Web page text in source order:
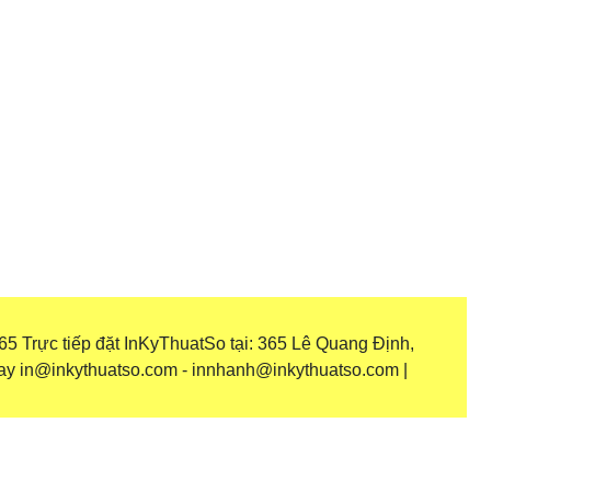
Trực tiếp đặt InKyThuatSo tại: 365 Lê Quang Định,
- innhanh@inkythuatso.com |